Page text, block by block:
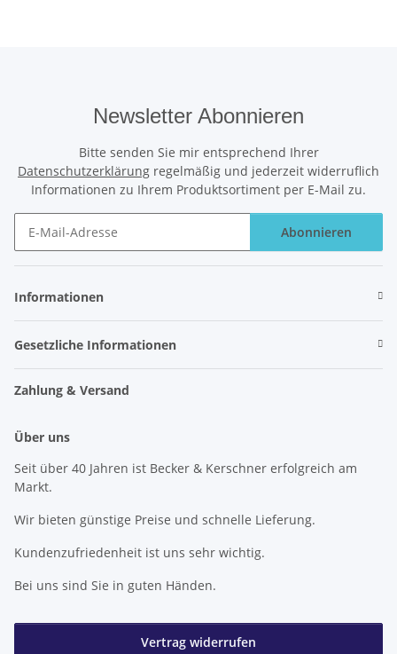
Newsletter Abonnieren
Bitte senden Sie mir entsprechend Ihrer
Datenschutzerklärung regelmäßig und jederzeit widerruflich
Informationen zu Ihrem Produktsortiment per E-Mail zu.
Abonnieren
Informationen
Gesetzliche Informationen
Zahlung & Versand
Über uns
Seit über 40 Jahren ist Becker & Kerschner erfolgreich am
Markt.
Wir bieten günstige Preise und schnelle Lieferung.
Kundenzufriedenheit ist uns sehr wichtig.
Bei uns sind Sie in guten Händen.
Vertrag widerrufen